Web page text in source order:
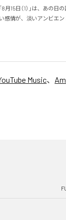
15日（1）」は、あの日
感情が、淡いアンビエ
Music、